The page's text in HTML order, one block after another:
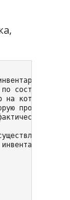
которую